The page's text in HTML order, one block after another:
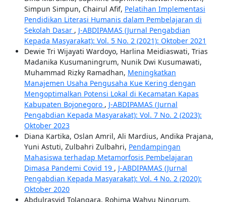
Simpun Simpun, Chairul Afif, Pelatihan Implementasi
Pendidikan Literasi Humanis dalam Pembelajaran di
Sekolah Dasar , J-ABDIPAMAS (Jurnal Pengabdian
Kepada Masyarakat): Vol. 5 No. 2 (2021): Oktober 2021
Dewie Tri Wijayati Wardoyo, Harlina Meidiaswati, Trias
Madanika Kusumaningrum, Nunik Dwi Kusumawati,
Muhammad Rizky Ramadhan, Meningkatkan
Manajemen Usaha Pengusaha Kue Kering dengan
Mengoptimalkan Potensi Lokal di Kecamatan Kapas
Kabupaten Bojonegoro , J-ABDIPAMAS (Jurnal
Pengabdian Kepada Masyarakat): Vol. 7 No. 2 (2023):
Oktober 2023
Diana Kartika, Oslan Amril, Ali Mardius, Andika Prajana,
Yuni Astuti, Zulbahri Zulbahri, Pendampingan
Mahasiswa terhadap Metamorfosis Pembelajaran
Dimasa Pandemi Covid 19 , J-ABDIPAMAS (Jurnal
Pengabdian Kepada Masyarakat): Vol. 4 No. 2 (2020):
Oktober 2020
Abdulrasyid Tolangara, Rohima Wahyu Ningrum,